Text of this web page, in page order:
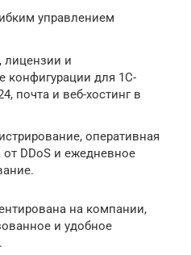
управлением
лицензии и
конфигурации для 1С-
почта и веб-хостинг в
оперативная
DDoS и ежедневное
на компании,
и удобное